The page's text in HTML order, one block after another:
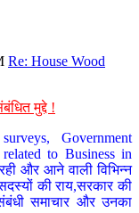
Re: House Wood
मुद्दे !
Government
to Business in
और आने वाली विभिन्न
की राय,सरकार की
समाचार और उनका